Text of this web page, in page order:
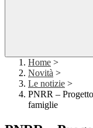
Home >
Novità >
Le notizie >
PNRR –
famiglie